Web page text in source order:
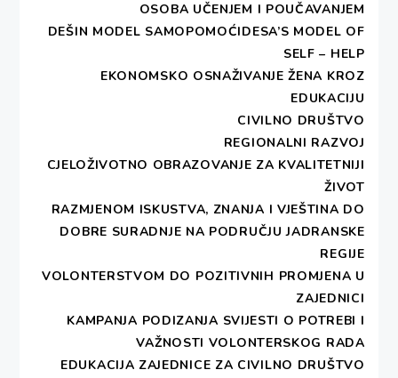
OSOBA UČENJEM I POUČAVANJEM
DEŠIN MODEL SAMOPOMOĆIDESA’S MODEL OF
SELF – HELP
EKONOMSKO OSNAŽIVANJE ŽENA KROZ
EDUKACIJU
CIVILNO DRUŠTVO
REGIONALNI RAZVOJ
CJELOŽIVOTNO OBRAZOVANJE ZA KVALITETNIJI
ŽIVOT
RAZMJENOM ISKUSTVA, ZNANJA I VJEŠTINA DO
DOBRE SURADNJE NA PODRUČJU JADRANSKE
REGIJE
VOLONTERSTVOM DO POZITIVNIH PROMJENA U
ZAJEDNICI
KAMPANJA PODIZANJA SVIJESTI O POTREBI I
VAŽNOSTI VOLONTERSKOG RADA
EDUKACIJA ZAJEDNICE ZA CIVILNO DRUŠTVO